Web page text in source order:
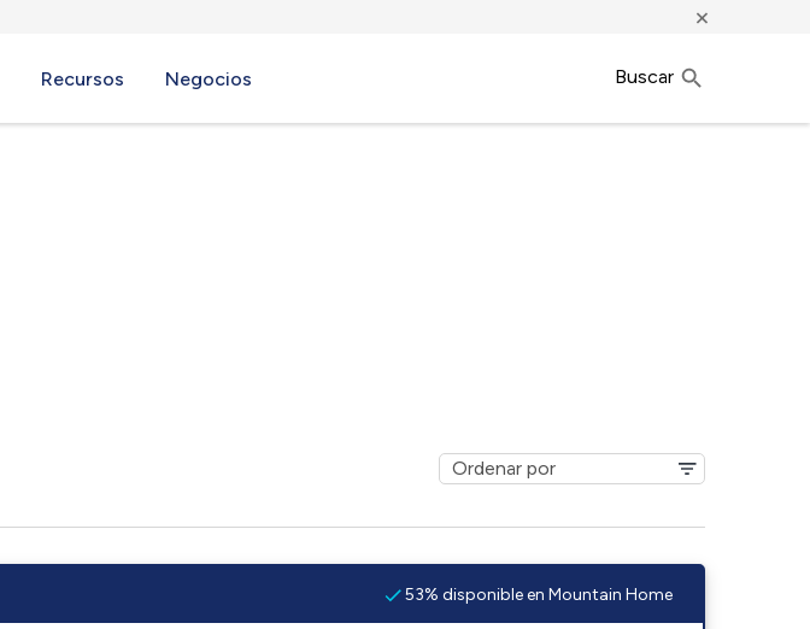
×
Recursos Negocios Buscar
53% disponible en Mountain Home